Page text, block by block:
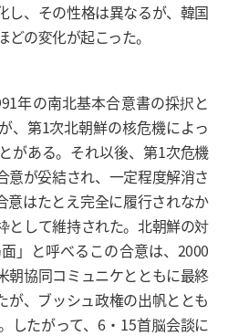
し、その性格は異なるが、韓国
の変化が起こった。
年の南北基本合意書の採択と
、第1次北朝鮮の核危機によっ
がある。それ以後、第1次危機
意が妥結され、一定程度解消さ
意はたとえ完全に履行されなか
として維持された。北朝鮮の対
」と呼べるこの合意は、2000
朝協同コミュニケとともに最終
が、ブッシュ政権の出帆ととも
したがって、6・15首脳会談に